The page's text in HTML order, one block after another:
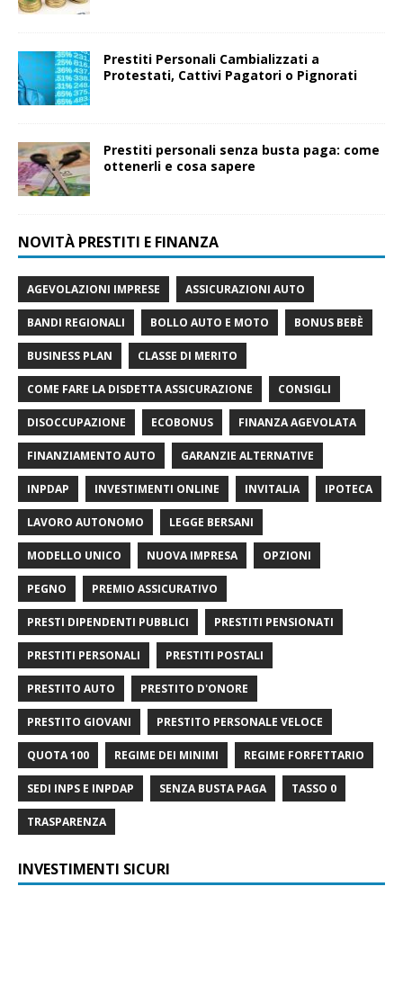
Prestiti Personali Cambializzati a
Protestati, Cattivi Pagatori o Pignorati
Prestiti personali senza busta paga: come
ottenerli e cosa sapere
NOVITÀ PRESTITI E FINANZA
AGEVOLAZIONI IMPRESE ASSICURAZIONI AUTO
BANDI REGIONALI BOLLO AUTO E MOTO BONUS BEBÈ
BUSINESS PLAN CLASSE DI MERITO
COME FARE LA DISDETTA ASSICURAZIONE CONSIGLI
DISOCCUPAZIONE ECOBONUS FINANZA AGEVOLATA
FINANZIAMENTO AUTO GARANZIE ALTERNATIVE
INPDAP INVESTIMENTI ONLINE INVITALIA IPOTECA
LAVORO AUTONOMO LEGGE BERSANI
MODELLO UNICO NUOVA IMPRESA OPZIONI
PEGNO PREMIO ASSICURATIVO
PRESTI DIPENDENTI PUBBLICI PRESTITI PENSIONATI
PRESTITI PERSONALI PRESTITI POSTALI
PRESTITO AUTO PRESTITO D'ONORE
PRESTITO GIOVANI PRESTITO PERSONALE VELOCE
QUOTA 100 REGIME DEI MINIMI REGIME FORFETTARIO
SEDI INPS E INPDAP SENZA BUSTA PAGA TASSO 0
TRASPARENZA
INVESTIMENTI SICURI